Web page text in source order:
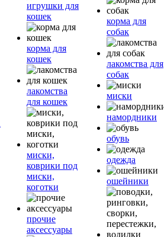
игрушки для
кошек
корма для
кошек
лакомства
для кошек
миски,
коврики под
миски,
коготки
прочие
аксессуары
корма для
собак
лакомства для
собак
миски
намордники
обувь
одежда
ошейники